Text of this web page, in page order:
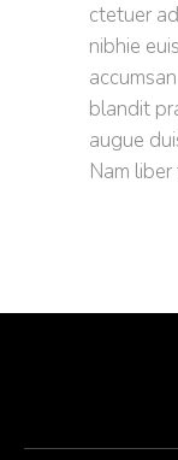
ctetuer
nibhie
blandit
augue
Nam